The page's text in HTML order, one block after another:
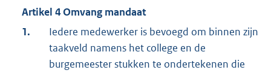
Artikel 4 Omvang mandaat
1.
Iedere medewerker is bevoegd om binnen zijn
taakveld namens het college en de
burgemeester stukken te ondertekenen die